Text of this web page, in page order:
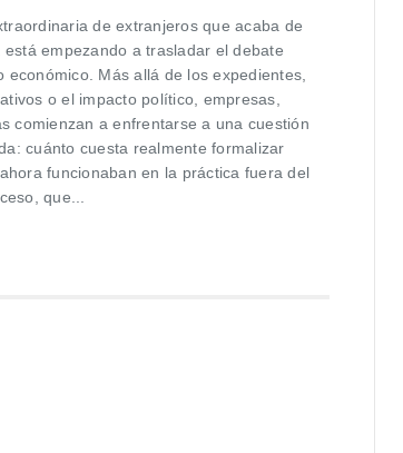
de extranjeros que acaba de
empezando a trasladar el debate
económico. Más allá de los expedientes,
o el impacto político, empresas,
comienzan a enfrentarse a una cuestión
cuánto cuesta realmente formalizar
funcionaban en la práctica fuera del
que...